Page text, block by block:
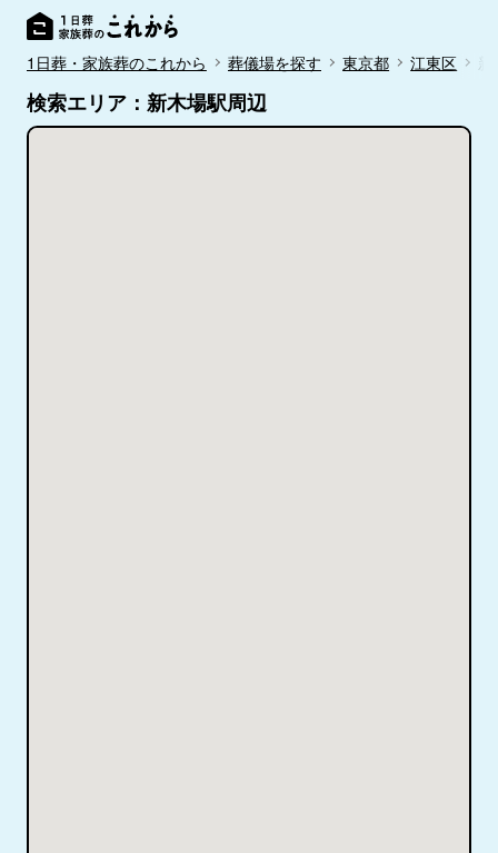
1日葬・家族葬のこれから 葬儀場を探す 東京都 江東区
検索エリア：新木場駅周辺